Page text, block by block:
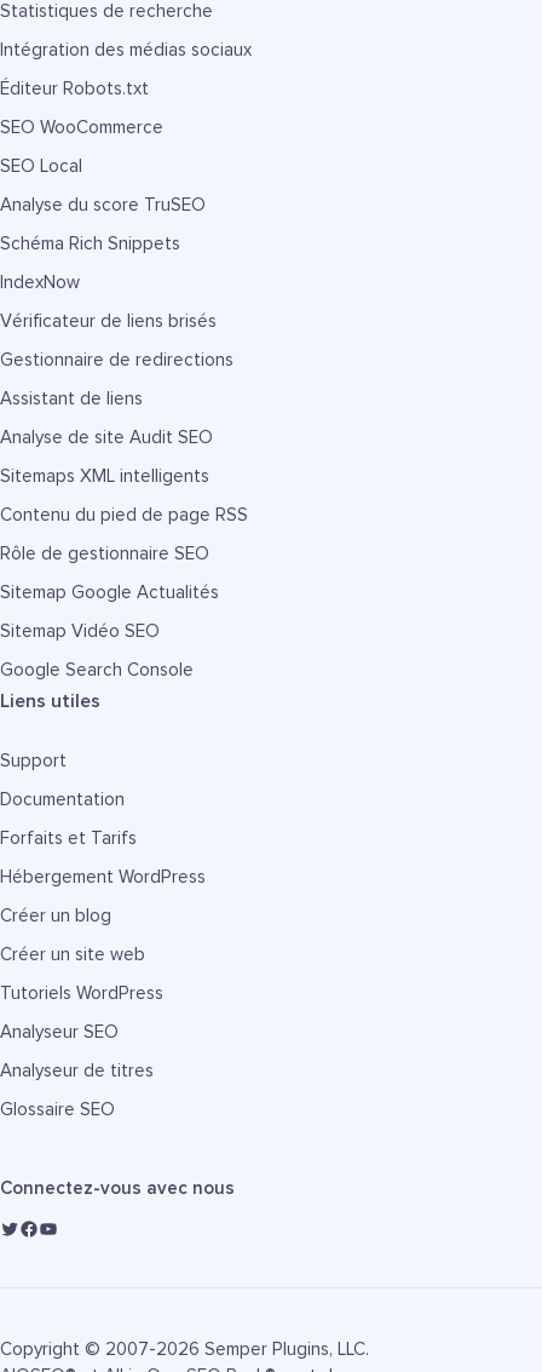
Statistiques de recherche
Intégration des médias sociaux
Éditeur Robots.txt
SEO WooCommerce
SEO Local
Analyse du score TruSEO
Schéma Rich Snippets
IndexNow
Vérificateur de liens brisés
Gestionnaire de redirections
Assistant de liens
Analyse de site Audit SEO
Sitemaps XML intelligents
Contenu du pied de page RSS
Rôle de gestionnaire SEO
Sitemap Google Actualités
Sitemap Vidéo SEO
Google Search Console
Liens utiles
Support
Documentation
Forfaits et Tarifs
Hébergement WordPress
Créer un blog
Créer un site web
Tutoriels WordPress
Analyseur SEO
Analyseur de titres
Glossaire SEO
Connectez-vous avec nous
Copyright © 2007-2026 Semper Plugins, LLC.